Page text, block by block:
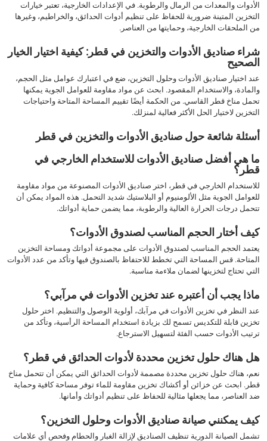
الأدوات والمعدات من الرمال والرطوبة. في الإعدادات الخارجية، تعتبر خيارات
التخزين المتينة ضرورية للحفاظ على تنظيم أدوات الحدائق، والخراطيم، وغيرها
من الملحقات الخارجية، وحمايتها من العناصر.
شراء صناديق الأدوات والتخزين في قطر: كيفية اختيار الخيار
الصحيح
عند اختيار صناديق الأدوات وحلول التخزين، ضع في اعتبارك عوامل مثل الحجم،
والمادة، والاستخدام المقصود. ابحث عن مواد مقاومة للعوامل الجوية يمكنها
تحمل مناخ قطر القاسي. من الحكمة أيضًا تقييم المساحة المتاحة واحتياجات
التخزين لاختيار الحل الأكثر فعالية لمنزلك.
أسئلة شائعة حول صناديق الأدوات والتخزين في قطر
ما هي أفضل صناديق الأدوات للاستخدام الخارجي في
قطر؟
للاستخدام الخارجي في قطر، اختر صناديق الأدوات المصنوعة من مواد مقاومة
للعوامل الجوية مثل الألومنيوم أو البلاستيك شديد التحمل. هذه المواد يمكن أن
تتحمل درجات الحرارة العالية والرطوبة، مما يضمن حماية أدواتك.
كيف أختار الحجم المناسب لصندوق الأدوات؟
يعتمد الحجم المناسب لصندوق الأدوات على مجموعة أدواتك ومساحة التخزين
المتاحة. قس المساحة التي تخطط للاحتفاظ بالصندوق فيها وتأكد من عدد الأدوات
التي تحتاج لتخزينها لضمان ملاءمة مناسبة.
ماذا يجب أن أعتبره عند تخزين الأدوات في مرآبي؟
عند النظر في تخزين الأدوات في مرآبك، أولوية الوصول والتنظيم. اختر حلول
تخزين قابلة للتكديس تسمح لك بزيادة استخدام المساحة الرأسية، وتأكد من
ترتيب الأدوات حسب الفئة لتسهيل الاسترجاع.
هل هناك حلول تخزين محددة لأدوات الحدائق في قطر؟
نعم، هناك حلول تخزين محددة مصممة لأدوات الحدائق التي يمكن أن تتحمل مناخ
قطر. ابحث عن خزائن أو أكشاك تخزين مقاومة للماء توفر مساحة كافية وحماية
ضد العناصر، مما يجعلها مثالية للحفاظ على تنظيم أدواتك وأمانها.
كيف يمكنني صيانة صناديق الأدوات وحلول التخزين؟
تشمل الصيانة الدورية تنظيف الصناديق لإزالة الغبار والحطام وفحص أي علامات